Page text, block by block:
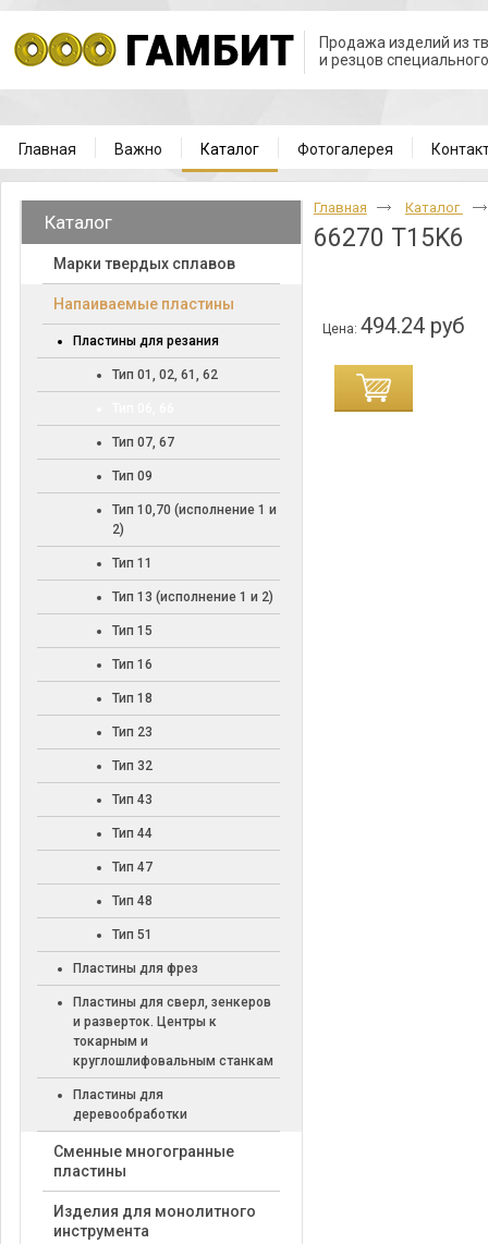
Продажа изделий из
и резцов
Главная Важно Каталог Фотогалерея
Каталог
Марки твердых сплавов
Напаиваемые пластины
Пластины для резания
Тип 01, 02, 61, 62
Тип 07, 67
Тип 09
Тип 10,70 (исполнение 1 и
2)
Тип 11
Тип 13 (исполнение 1 и 2)
Тип 15
Тип 16
Тип 18
Тип 23
Тип 32
Тип 43
Тип 44
Тип 47
Тип 48
Тип 51
Пластины для фрез
Пластины для сверл, зенкеров
и разверток. Центры к
токарным и
круглошлифовальным станкам
Пластины для
деревообработки
Cменные многогранные
пластины
Изделия для монолитного
инструмента
Главная Каталог
66270 T15K6
Цена:494.24 руб